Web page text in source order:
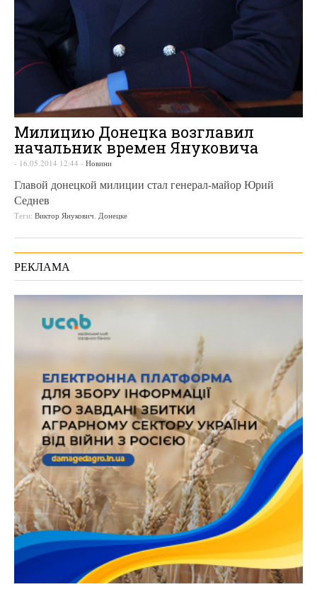
Милицию Донецка возглавил
начальник времен Януковича
- 16.05.2014 12:44 - Новини
Главой донецкой милиции стал генерал-майор Юрий
Седнев
Теги: Виктор Янукович Донецке
РЕКЛАМА